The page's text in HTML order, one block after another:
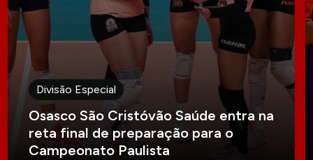
Divisão Especial
Osasco São Cristóvão Saúde entra na
reta final de preparação para o
Campeonato Paulista